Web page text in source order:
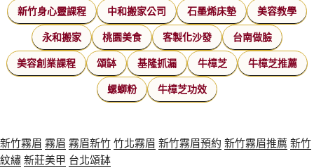
新竹身心靈課程 中和搬家公司 石墨烯床墊 美容教學
永和搬家 桃園美食 客製化沙發 台南做臉
美容創業課程 頌缽 基隆抓漏 牛樟芝 牛樟芝推薦
螺螄粉 牛樟芝功效
新竹霧眉 霧眉 霧眉新竹竹北霧眉 新竹霧眉預約 新竹霧眉推薦 新竹
紋繡新莊美甲 台北頌缽